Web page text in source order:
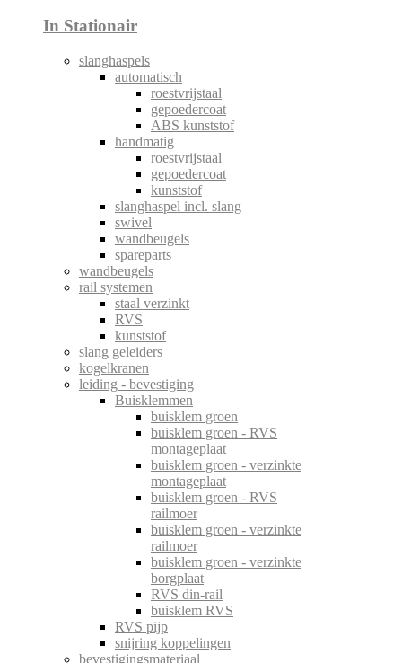
In Stationair
slanghaspels
automatisch
roestvrijstaal
gepoedercoat
ABS kunststof
handmatig
roestvrijstaal
gepoedercoat
kunststof
slanghaspel incl. slang
swivel
wandbeugels
spareparts
wandbeugels
rail systemen
staal verzinkt
RVS
kunststof
slang geleiders
kogelkranen
leiding - bevestiging
Buisklemmen
buisklem groen
buisklem groen - RVS
montageplaat
buisklem groen - verzinkte
montageplaat
buisklem groen - RVS
railmoer
buisklem groen - verzinkte
railmoer
buisklem groen - verzinkte
borgplaat
RVS din-rail
buisklem RVS
RVS pijp
snijring koppelingen
bevestigingsmateriaal